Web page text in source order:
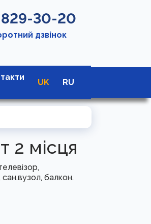
829-30-20
дзвінок
UK RU
2 місця
сан.вузол, балкон.